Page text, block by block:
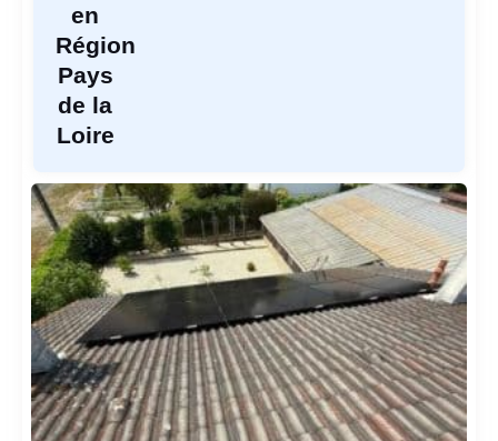
en
Région
Pays
de la
Loire